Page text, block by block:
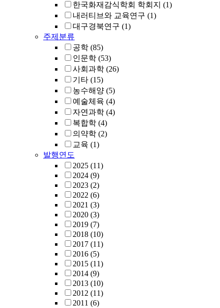
한국화재감식학회 학회지 (1)
내러티브와 교육연구 (1)
대구경북연구 (1)
주제분류
공학 (85)
인문학 (53)
사회과학 (26)
기타 (15)
농수해양 (5)
예술체육 (4)
자연과학 (4)
복합학 (4)
의약학 (2)
교육 (1)
발행연도
2025 (11)
2024 (9)
2023 (2)
2022 (6)
2021 (3)
2020 (3)
2019 (7)
2018 (10)
2017 (11)
2016 (5)
2015 (11)
2014 (9)
2013 (10)
2012 (11)
2011 (6)